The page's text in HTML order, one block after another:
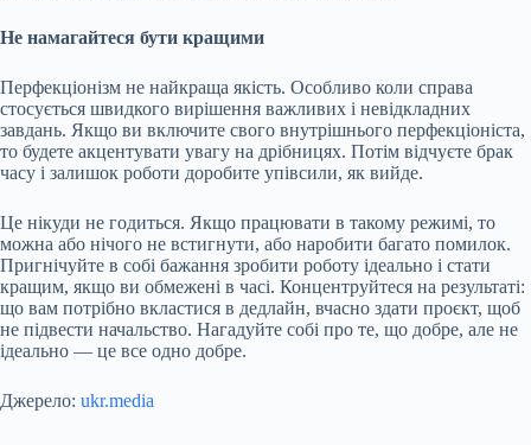
Не намагайтеся бути кращими
Перфекціонізм не найкраща якість. Особливо коли справа
стосується швидкого вирішення важливих і невідкладних
завдань. Якщо ви включите свого внутрішнього перфекціоніста,
то будете акцентувати увагу на дрібницях. Потім відчуєте брак
часу і залишок роботи доробите упівсили, як вийде.
Це нікуди не годиться. Якщо працювати в такому режимі, то
можна або нічого не встигнути, або наробити багато помилок.
Пригнічуйте в собі бажання зробити роботу ідеально і стати
кращим, якщо ви обмежені в часі. Концентруйтеся на результаті:
що вам потрібно вкластися в дедлайн, вчасно здати проєкт, щоб
не підвести начальство. Нагадуйте собі про те, що добре, але не
ідеально — це все одно добре.
Джерело: ukr.media